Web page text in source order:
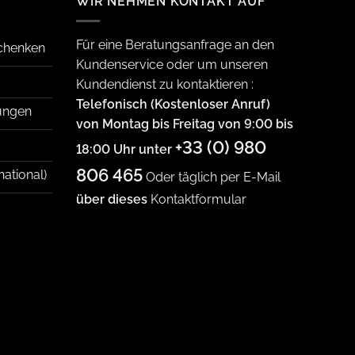
Für eine Beratungsanfrage an den
Kundenservice oder um unseren
Kundendienst zu kontaktieren :
Telefonisch (Kostenloser Anruf)
von Montag bis Freitag von 9:00 bis
18:00 Uhr unter +33 (0) 980
806 465 Oder täglich per E-Mail
über dieses Kontaktformular